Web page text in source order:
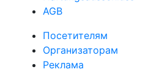
AGB
Посетителям
Организаторам
Реклама